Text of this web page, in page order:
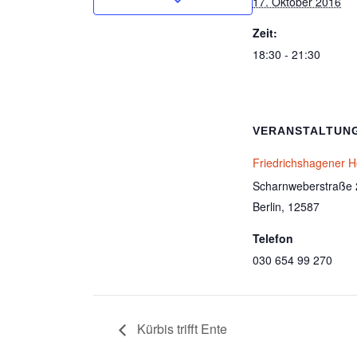
Zeit:
18:30 - 21:30
Friedrichshagener
Scharnweberstraße
Berlin, 12587
Telefon
030 654 99 270
Kürbis trifft Ente